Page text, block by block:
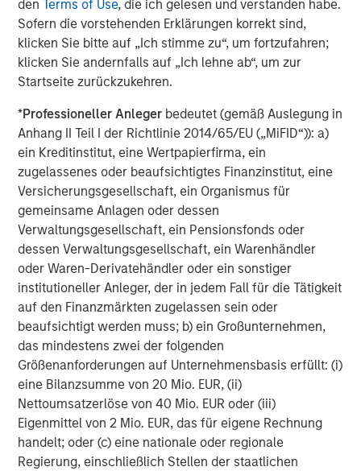
den Terms of Use, die ich gelesen und verstanden habe.
Sofern die vorstehenden Erklärungen korrekt sind,
klicken Sie bitte auf „Ich stimme zu“, um fortzufahren;
klicken Sie andernfalls auf „Ich lehne ab“, um zur
Startseite zurückzukehren.
*Professioneller Anleger bedeutet (gemäß Auslegung in
Anhang II Teil I der Richtlinie 2014/65/EU („MiFID“)): a)
ein Kreditinstitut, eine Wertpapierfirma, ein
zugelassenes oder beaufsichtigtes Finanzinstitut, eine
Versicherungsgesellschaft, ein Organismus für
gemeinsame Anlagen oder dessen
Verwaltungsgesellschaft, ein Pensionsfonds oder
dessen Verwaltungsgesellschaft, ein Warenhändler
oder Waren-Derivatehändler oder ein sonstiger
institutioneller Anleger, der in jedem Fall für die Tätigkeit
auf den Finanzmärkten zugelassen sein oder
beaufsichtigt werden muss; b) ein Großunternehmen,
das mindestens zwei der folgenden
Größenanforderungen auf Unternehmensbasis erfüllt: (i)
eine Bilanzsumme von 20 Mio. EUR, (ii)
Nettoumsatzerlöse von 40 Mio. EUR oder (iii)
Eigenmittel von 2 Mio. EUR, das für eigene Rechnung
handelt; oder (c) eine nationale oder regionale
Regierung, einschließlich Stellen der staatlichen
clients such as Microsoft, Bristol Myers Squibb, Dyson,
and CEVA Logistics. For more information, visitover-
haul.com, and follow them onLinkedIn,X, andFacebook
About Springcoast Partners
Established in 2023, Springcoast is a New York-based
growth equity firm focused on partnering with market
leading software and technology companies. To learn
more about Springcoast, please
visitwww.springcoast.com
About Morgan Stanley Climate Private Equity
Morgan Stanley Climate Private Equity manages 1GT, a
strategy that invests in growth companies delivering
innovative climate solutions that meaningfully
decarbonize the global economy. The strategy is focused
on scaling opportunities in the Power, Mobility, Food &
Agriculture, and Circularity themes across North America
and Europe, with an emphasis on driving significant
organic growth by leveraging the global breadth of
Morgan Stanley capabilities. For further information,
please visit https://www.morganstanley.com/im/1gt.
About Morgan Stanley Investment Management